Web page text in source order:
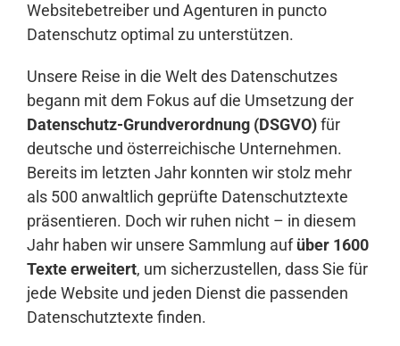
Websitebetreiber und Agenturen in puncto
Datenschutz optimal zu unterstützen.
Unsere Reise in die Welt des Datenschutzes
begann mit dem Fokus auf die Umsetzung der
Datenschutz-Grundverordnung (DSGVO)für
deutsche und österreichische Unternehmen.
Bereits im letzten Jahr konnten wir stolz mehr
als 500 anwaltlich geprüfte Datenschutztexte
präsentieren. Doch wir ruhen nicht – in diesem
Jahr haben wir unsere Sammlung aufüber 1600
Texte erweitert, um sicherzustellen, dass Sie für
jede Website und jeden Dienst die passenden
Datenschutztexte finden.